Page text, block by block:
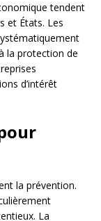
tendent
et États. Les
la protection de
d’intérêt
la prévention.
La